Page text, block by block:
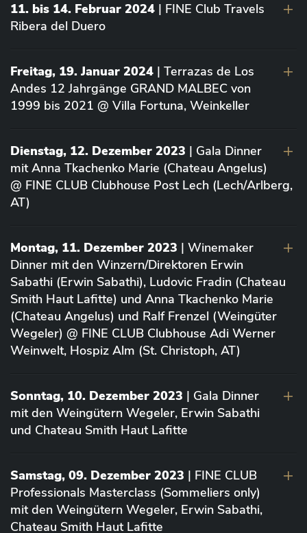
11. bis 14. Februar 2024 | FINE Club Travels
Ribera del Duero
Freitag, 19. Januar 2024 | Terrazas de Los
Andes 12 Jahrgänge GRAND MALBEC von
1999 bis 2021 @ Villa Fortuna, Weinkeller
Dienstag, 12. Dezember 2023 | Gala Dinner
mit Anna Tkachenko Marie (Chateau Angelus)
@ FINE CLUB Clubhouse Post Lech (Lech/Arlberg,
AT)
Montag, 11. Dezember 2023 | Winemaker
Dinner mit den Winzern/Direktoren Erwin
Sabathi (Erwin Sabathi), Ludovic Fradin (Chateau
Smith Haut Lafitte) und Anna Tkachenko Marie
(Chateau Angelus) und Ralf Frenzel (Weingüter
Wegeler) @ FINE CLUB Clubhouse Adi Werner
Weinwelt, Hospiz Alm (St. Christoph, AT)
Sonntag, 10. Dezember 2023 | Gala Dinner
mit den Weingütern Wegeler, Erwin Sabathi
und Chateau Smith Haut Lafitte
Samstag, 09. Dezember 2023 | FINE CLUB
Professionals Masterclass (Sommeliers only)
mit den Weingütern Wegeler, Erwin Sabathi,
Chateau Smith Haut Lafitte